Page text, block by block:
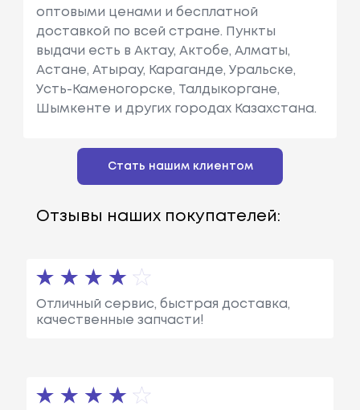
оптовыми ценами и бесплатной
доставкой по всей стране. Пункты
выдачи есть в Актау, Актобе, Алматы,
Астане, Атырау, Караганде, Уральске,
Усть-Каменогорске, Талдыкоргане,
Шымкенте и других городах Казахстана.
Стать нашим клиентом
Отзывы наших покупателей:
Отличный сервис, быстрая доставка,
качественные запчасти!